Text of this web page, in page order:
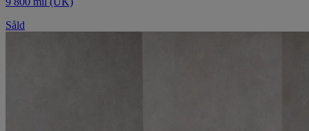
Såld